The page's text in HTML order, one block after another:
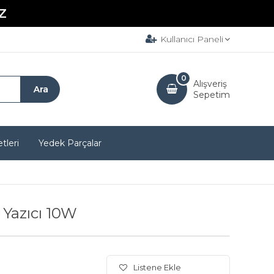
Kullanıcı Paneli
Alışveriş
Sepetim
0
Yedek Parçalar
10W
Listene Ekle